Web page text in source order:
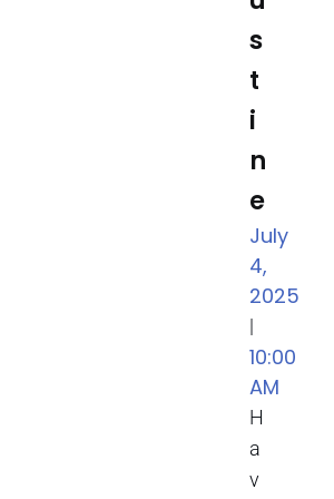
s
t
i
n
e
July
4,
2025
|
10:00
AM
H
a
v